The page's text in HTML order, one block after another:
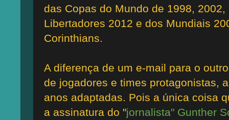
das Copas do Mundo de 1998,
Libertadores 2012 e dos Mundiais
Corinthians.
A diferença de um e-mail para o
de jogadores e times protagonistas,
anos adaptadas. Pois a única coisa
a assinatura do "jornalista" Gunther